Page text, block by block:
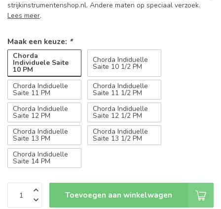
strijkinstrumentenshop.nl. Andere maten op speciaal verzoek.
Lees meer.
Maak een keuze: *
Chorda
Individuele Saite
10 PM
Chorda Indiduelle
Saite 10 1/2 PM
Chorda Indiduelle
Saite 11 PM
Chorda Indiduelle
Saite 11 1/2 PM
Chorda Indiduelle
Saite 12 PM
Chorda Indiduelle
Saite 12 1/2 PM
Chorda Indiduelle
Saite 13 PM
Chorda Indiduelle
Saite 13 1/2 PM
Chorda Indiduelle
Saite 14 PM
Toevoegen aan winkelwagen